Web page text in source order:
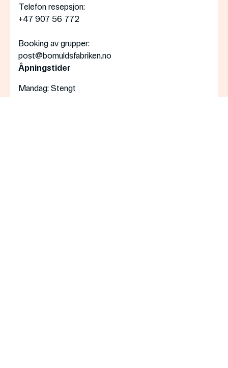
Telefon resepsjon:
+47 907 56 772
Booking av grupper:
post@bomuldsfabriken.no
Åpningstider
Mandag: Stengt